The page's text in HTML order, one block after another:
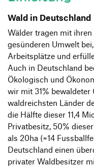
Wald in Deutschland
Wälder tragen mit
gesünderen Umwelt
Arbeitsplätze und
Auch in Deutschland
Ökologisch und
wir mit 31% bewaldeter
waldreichsten Länder
die Hälfte dieser 11,4
Privatbesitz, 50%
als 20ha (≈14
Deutschland einen
privater Waldbesitzer